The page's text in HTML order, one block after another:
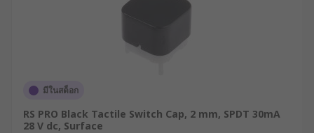
Tact Switch ทำงานโดยใช้หลักการของการสัมผัสที่
ต่อหรือการตัดการเชื่อมต่อในวงจรไฟฟ้า และการ
สัมผัสที่เด่นชัดจะช่วยให้ผู้ใช้มั่นใจว่าได้กดปุ่มจริง ๆ
มากขึ้นได้ ดังนี้
การสัมผัส : เมื่อผู้ใช้กดปุ่มสวิตช์ การสัมผัสจะ
มีในสต็อก
RS PRO Black Tactile Switch Cap, 2 mm, SPDT 30mA
28 V dc, Surface